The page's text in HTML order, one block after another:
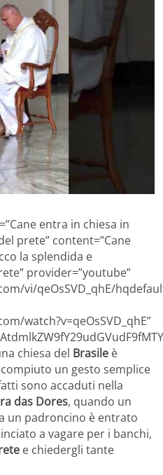
entra in chiesa in
prete” content=”Cane
la splendida e
provider=”youtube”
vi/qeOsSVD_qhE/
watch?v=qeOsSVD_qhE”
chiesa del Brasile è
un gesto semplice
sono accaduti nella
das Dores, quando un
un padroncino è entrato
a vagare per i banchi,
e chiedergli tante